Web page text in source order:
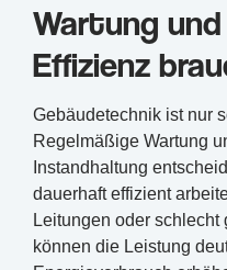
Wartung
Effizienz
Gebäudetechnik ist nur
Regelmäßige Wartung
Instandhaltung
dauerhaft effizient
Leitungen oder
können die Leistung